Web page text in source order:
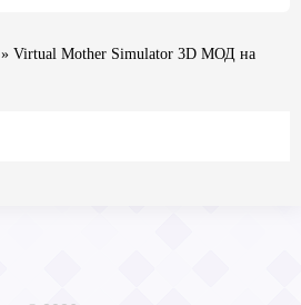
» Virtual Mother Simulator 3D МОД на